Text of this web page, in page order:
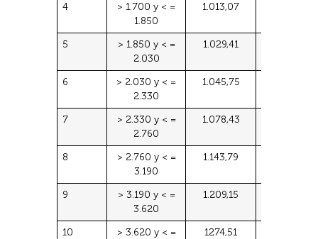
4
> 1.700 y < =
1.850
1.013,07
5
> 1.850 y < =
2.030
1.029,41
6
> 2.030 y < =
2.330
1.045,75
7
> 2.330 y < =
2.760
1.078,43
8
> 2.760 y < =
3.190
1.143,79
9
> 3.190 y < =
3.620
1.209,15
10 > 3.620 y < = 1274,51